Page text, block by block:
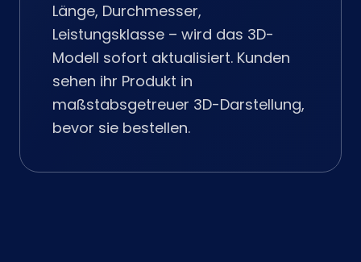
Länge, Durchmesser,
Leistungsklasse – wird das 3D-
Modell sofort aktualisiert. Kunden
sehen ihr Produkt in
maßstabsgetreuer 3D-Darstellung,
bevor sie bestellen.